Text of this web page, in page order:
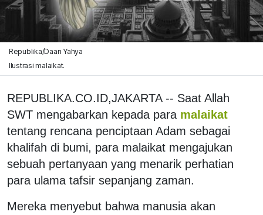
Republika/Daan Yahya
Ilustrasi malaikat.
REPUBLIKA.CO.ID,JAKARTA -- Saat Allah
SWT mengabarkan kepada para malaikat
tentang rencana penciptaan Adam sebagai
khalifah di bumi, para malaikat mengajukan
sebuah pertanyaan yang menarik perhatian
para ulama tafsir sepanjang zaman.
Mereka menyebut bahwa manusia akan